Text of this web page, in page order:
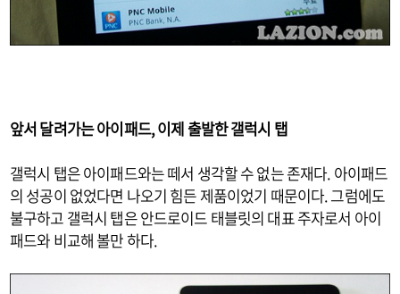
앞서 달려가는 아이패드, 이제 출발한 갤럭시 탭
갤럭시 탭은 아이패드와는 떼서 생각할 수 없는 존재다. 아이패드
의 성공이 없었다면 나오기 힘든 제품이었기 때문이다. 그럼에도
불구하고 갤럭시 탭은 안드로이드 태블릿의 대표 주자로서 아이
패드와 비교해 볼만 하다.